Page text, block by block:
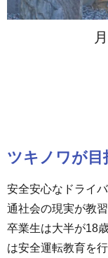
ツキノワが目
安全安心なドライ
通社会の現実が教
卒業生は大半が18
は安全運転教育を